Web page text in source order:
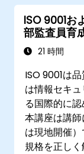
ISO 9001お
部監査員育
21 時間
ISO 9001は
は情報セキ
る国際的に認
本講座は講
は現地開催
規格を正し